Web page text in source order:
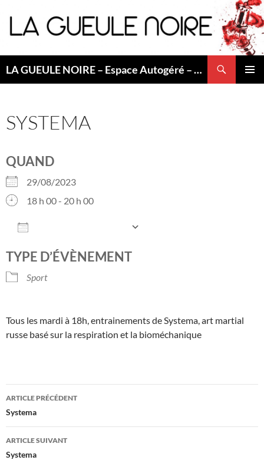
au
contenu
LA GUEULE NOIRE – Espace Autogéré – Saint Etienne
SYSTEMA
QUAND
29/08/2023
18 h 00 - 20 h 00
TYPE D’ÉVÈNEMENT
Sport
Tous les mardi à 18h, entrainements de Systema, art martial
russe basé sur la respiration et la bioméchanique
Navigation
des
articles
ARTICLE PRÉCÉDENT
Systema
ARTICLE SUIVANT
Systema